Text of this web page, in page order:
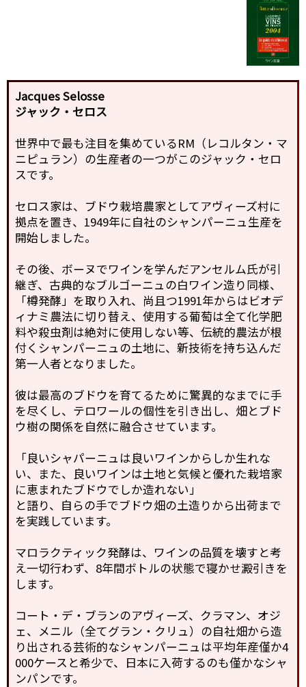
Jacques Selosse
ジャック・セロス
世界中で最も注目を集めているRM（レコルタン・マ
ニピュラン）の生産者の一つがこのジャック・セロ
スです。
セロス家は、ブドウ栽培農家としてアヴィーズ村に
拠点を置き、1949年に自社のシャンパーニュ生産を
開始しました。
その後、ボーヌでワインを学んだアンセルム氏が引
継ぎ、古典的なブルゴーニュの白ワイン造り同様、
「樽発酵」を取り入れ、尚且つ1991年からはビオデ
ィナミ農法に切り替え、使用する葡萄は全て化学肥
料や殺虫剤は絶対に使用しない等、伝統的農法が根
付くシャンパーニュの土地に、新技術を持ち込んだ
第一人者となりました。
彼は最高のブドウを育てるために驚異的なまでに手
を尽くし、テロワールの個性を引き出し、畑とブド
ウ樹の関係を自然に融合させています。
「良いシャパーニュは良いワインからしか生れな
い、また、良いワインは土地と気候と優れた栽培家
に恵まれたブドウでしか造れない」
と語り、自らの手でブドウ畑の土造りから出荷まで
を実践しています。
マロラクティック発酵は、ワインの品質を壊すと考
え一切行わず、8年間ボトルの状態で寝かせ澱引きを
します。
コート・デ・ブランのアヴィーズ、クラマン、オジ
ェ、メニル（全てグラン・クリュ）の自社畑から造
り出される芸術的なシャンパーニュは平均年産僅か4
000ケースと希少で、日本に入荷するのも僅かなシャ
ンパンです。